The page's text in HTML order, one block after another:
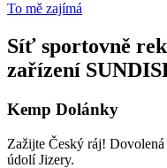
To mě zajímá
Síť sportovně
zařízení
Kemp Dolánky
Zažijte Český ráj!
údolí Jizery.